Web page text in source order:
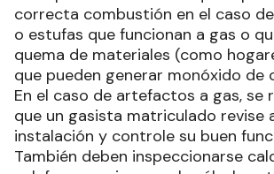
correcta combustión en el caso
o estufas que funcionan a gas o
quema de materiales (como
que pueden generar monóxido de
En el caso de artefactos a gas, se
que un gasista matriculado revise
instalación y controle su buen
También deben inspeccionarse